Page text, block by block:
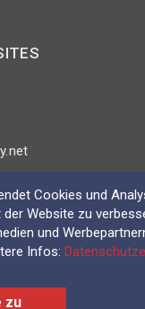
AG 2026Cookies und
Website zu
und
Infos:
zu